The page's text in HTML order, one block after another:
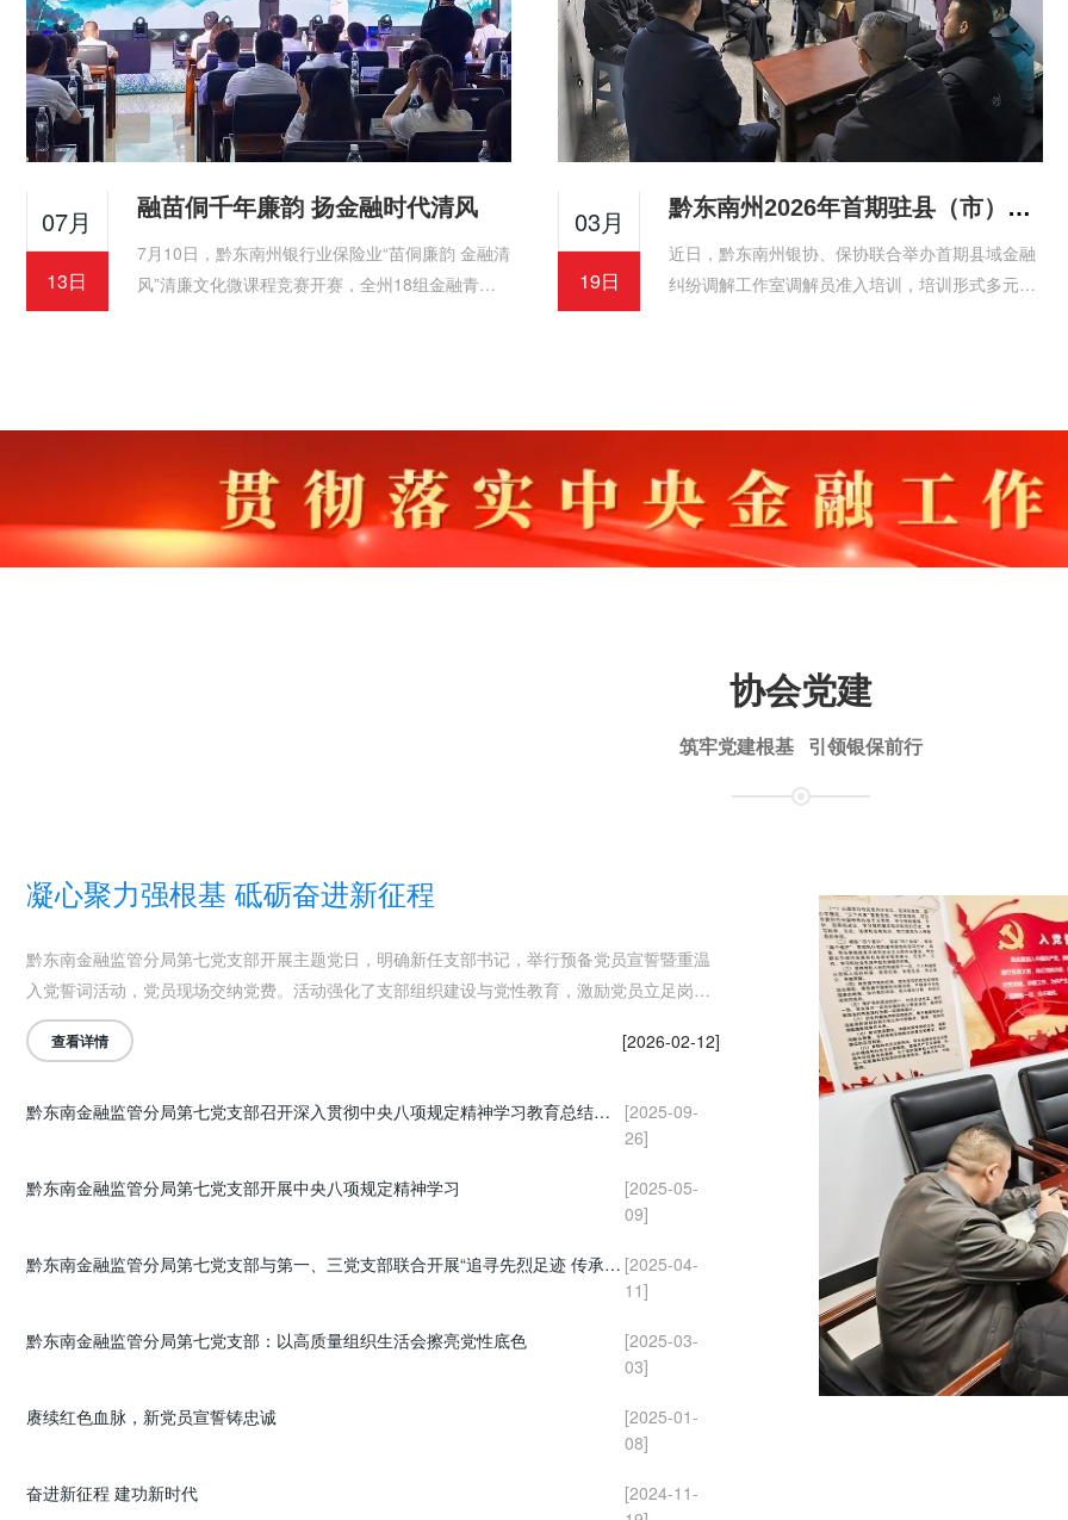
07月
13日
融苗侗千年廉韵 扬金融时代清风
7月10日，黔东南州银行业保险业“苗侗廉韵 金融清
风”清廉文化微课程竞赛开赛，全州18组金融青年
03月
19日
黔东南州2026年首期驻县（市）域金融纠纷调解工作室调解员准入培训顺利举办
近日，黔东南州银协、保协联合举办首期县域金融
纠纷调解工作室调解员准入培训，培训形式多元、
协会党建
筑牢党建根基 引领银保前行
凝心聚力强根基 砥砺奋进新征程
黔东南金融监管分局第七党支部开展主题党日，明确新任支部书记，举行预备党员宣誓暨重温
入党誓词活动，党员现场交纳党费。活动强化了支部组织建设与党性教育，激励党员立足岗
位、担当作为，以党建实效助力地方金融高质量发展。
查看详情 [2026-02-12]
黔东南金融监管分局第七党支部召开深入贯彻中央八项规定精神学习教育总结会议
[2025-09-
26]
黔东南金融监管分局第七党支部开展中央八项规定精神学习
[2025-05-
09]
黔东南金融监管分局第七党支部与第一、三党支部联合开展“追寻先烈足迹 传承长征精神” 主题党日活动 [2025-04-
11]
黔东南金融监管分局第七党支部：以高质量组织生活会擦亮党性底色
[2025-03-
03]
赓续红色血脉，新党员宣誓铸忠诚
[2025-01-
08]
奋进新征程 建功新时代
[2024-11-